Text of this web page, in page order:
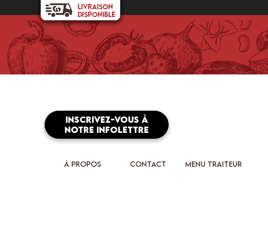
Inscrivez-vous à
notre infolettre
À PROPOS CONTACT MENU TRAITEUR